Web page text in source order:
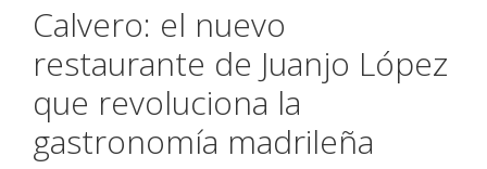
Calvero: el nuevo
restaurante de Juanjo López
que revoluciona la
gastronomía madrileña